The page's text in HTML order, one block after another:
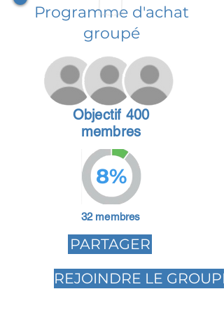
Programme d'achat
groupé
Objectif 400
membres
8%
32 membres
PARTAGER
REJOINDRE LE GROUPE